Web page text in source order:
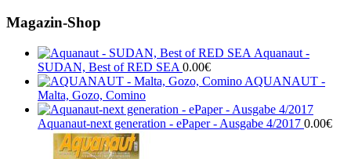
Magazin-Shop
Aquanaut -
SUDAN, Best of RED SEA 0.00€
AQUANAUT -
Malta, Gozo, Comino
Aquanaut-next generation - ePaper - Ausgabe 4/2017 0.00€